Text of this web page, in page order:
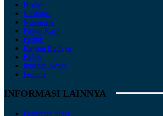
Home
Nasional
Nusantara
Papua Raya
Politik
Ragam Budaya
Ekbis
Indepth News
Feature
INFORMASI LAINNYA
Pedoman Siber